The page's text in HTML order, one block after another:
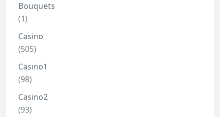
Bouquets
(1)
Casino
(505)
Casino1
(98)
Casino2
(93)